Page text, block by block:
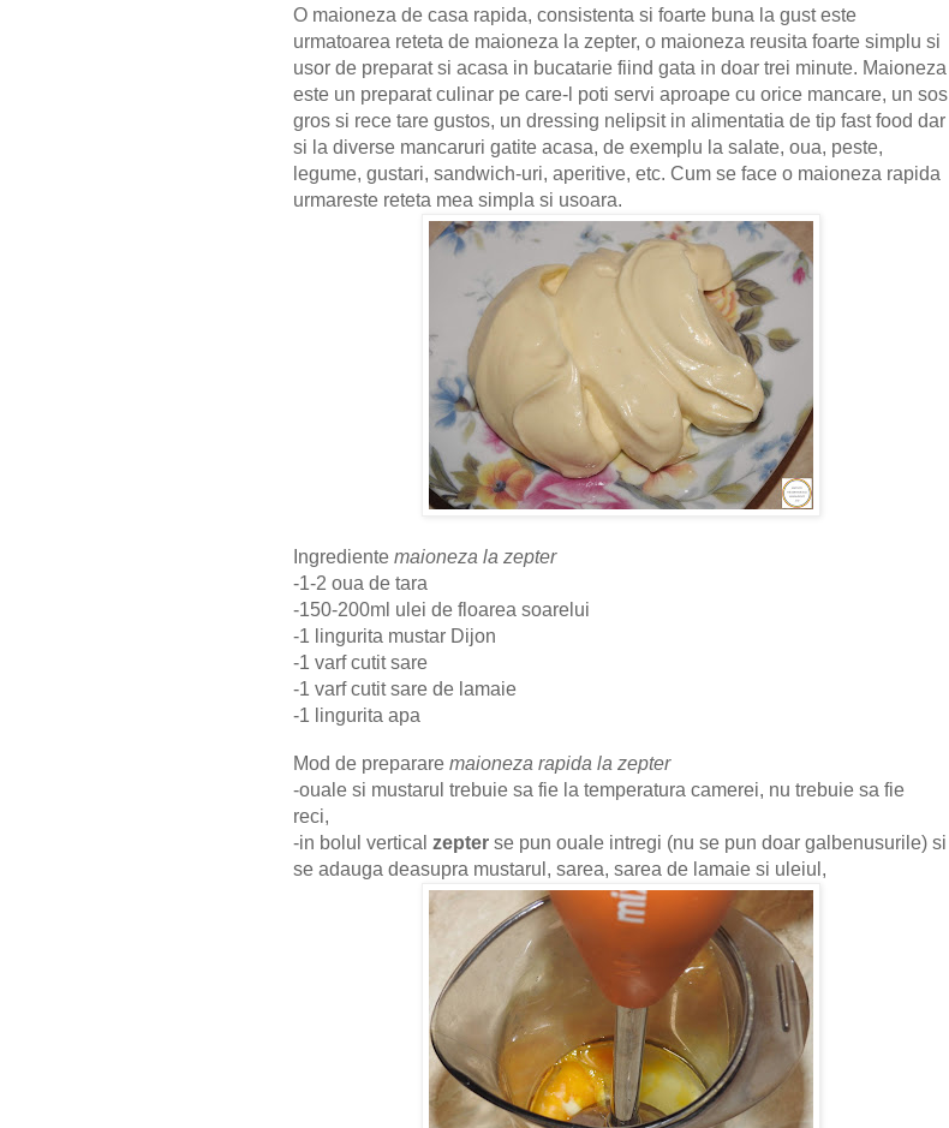
O maioneza de casa rapida, consistenta si foarte buna la gust este
urmatoarea reteta de maioneza la zepter, o maioneza reusita foarte simplu si
usor de preparat si acasa in bucatarie fiind gata in doar trei minute. Maioneza
este un preparat culinar pe care-l poti servi aproape cu orice mancare, un sos
gros si rece tare gustos, un dressing nelipsit in alimentatia de tip fast food dar
si la diverse mancaruri gatite acasa, de exemplu la salate, oua, peste,
legume, gustari, sandwich-uri, aperitive, etc. Cum se face o maioneza rapida
urmareste reteta mea simpla si usoara.
Ingrediente maioneza la zepter
-1-2 oua de tara
-150-200ml ulei de floarea soarelui
-1 lingurita mustar Dijon
-1 varf cutit sare
-1 varf cutit sare de lamaie
-1 lingurita apa
Mod de preparare maioneza rapida la zepter
-ouale si mustarul trebuie sa fie la temperatura camerei, nu trebuie sa fie
reci,
-in bolul vertical zepter se pun ouale intregi (nu se pun doar galbenusurile) si
se adauga deasupra mustarul, sarea, sarea de lamaie si uleiul,